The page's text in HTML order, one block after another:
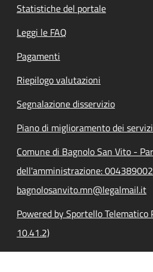
Statistiche del portale
Leggi le FAQ
Pagamenti
Riepilogo valutazioni
Segnalazione disservizio
Piano di miglioramento dei servizi
Comune di Bagnolo San Vito -
dell'amministrazione:
bagnolosanvito.mn@legalmail.it
Powered by Sportello Telematico
10.41.2)